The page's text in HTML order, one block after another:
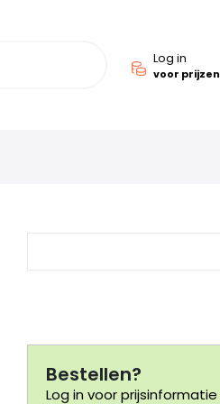
Log in
voor prijzen
Bestellen?
Log in voor prijsinformatie